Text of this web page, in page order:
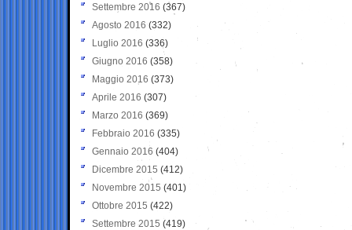
Settembre 2016 (367)
Agosto 2016 (332)
Luglio 2016 (336)
Giugno 2016 (358)
Maggio 2016 (373)
Aprile 2016 (307)
Marzo 2016 (369)
Febbraio 2016 (335)
Gennaio 2016 (404)
Dicembre 2015 (412)
Novembre 2015 (401)
Ottobre 2015 (422)
Settembre 2015 (419)